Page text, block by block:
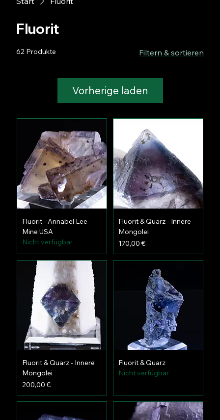
Fluorit
62 Produkte Filtern & sortieren
Vorherige laden
Fluorit - Annabel Lee
Mine USA
Nicht verfügbar
Fluorit & Quarz - Innere
Mongolei
Preis
170,00 €
Fluorit & Quarz - Innere
Mongolei
Preis
200,00 €
Fluorit & Quarz
Nicht verfügbar